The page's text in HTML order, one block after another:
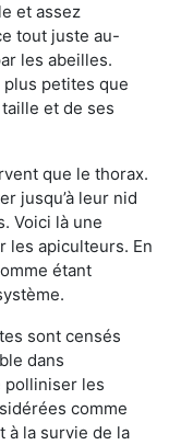
et assez
tout juste au-
les abeilles.
petites que
et de ses
que le thorax.
jusqu’à leur nid
Voici là une
les apiculteurs. En
étant
sont censés
dans
polliniser les
comme
à la survie de la